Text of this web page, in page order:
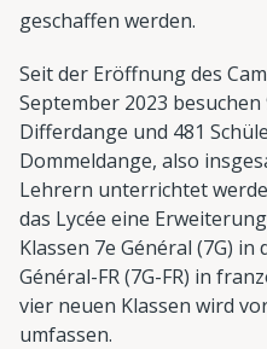
geschaffen werden.
Seit der Eröffnung des
September 2023
Differdange und 481
Dommeldange, also
Lehrern unterrichtet
das Lycée eine
Klassen 7e Général (7G)
Général-FR (7G-FR) in
vier neuen Klassen wird
umfassen.